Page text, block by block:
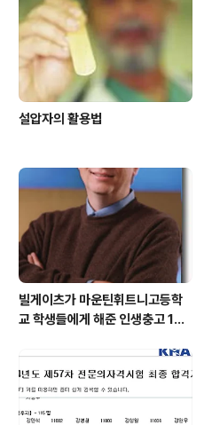
설압자의 활용법
빌게이츠가 마운틴휘트니고등학
교 학생들에게 해준 인생충고 10